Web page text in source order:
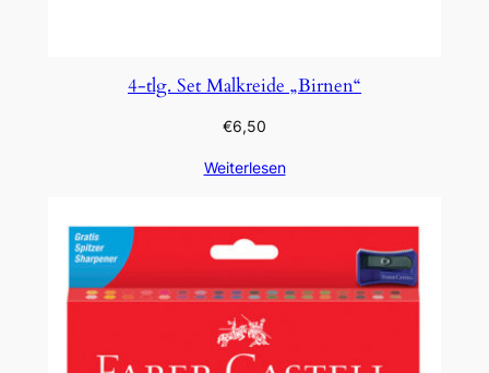
4-tlg. Set Malkreide „Birnen“
€6,50
Weiterlesen